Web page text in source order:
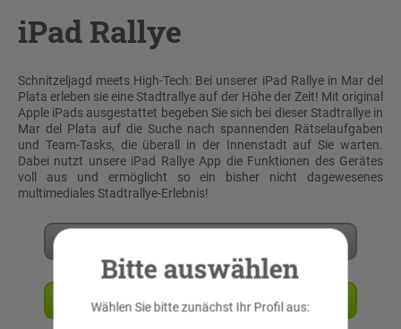
iPad Rallye
Schnitzeljagd meets High-Tech: Bei unserer iPad Rallye in Mar del
Plata erleben sie eine Stadtrallye auf der Höhe der Zeit! Mit original
Apple iPads ausgestattet begeben Sie sich bei dieser Stadtrallye in
Mar del Plata auf die Suche nach spannenden Rätselaufgaben
und Team-Tasks, die überall in der Innenstadt auf Sie warten.
Dabei nutzt unsere iPad Rallye App die Funktionen des Gerätes
voll aus und ermöglicht so ein bisher nicht dagewesenes
multimediales Stadtrallye-Erlebnis!
Angebot anfordern
Bitte auswählen
Wählen Sie bitte zunächst Ihr Profil aus: